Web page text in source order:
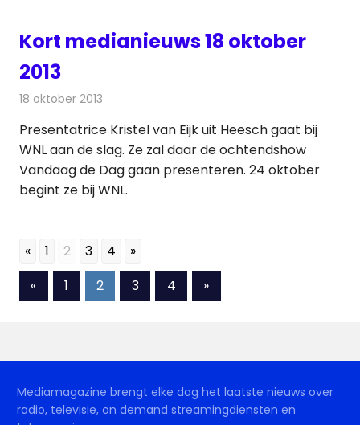
Kort medianieuws 18 oktober
2013
18 oktober 2013
Presentatrice Kristel van Eijk uit Heesch gaat bij
WNL aan de slag. Ze zal daar de ochtendshow
Vandaag de Dag gaan presenteren. 24 oktober
begint ze bij WNL.
« 1 2 3 4 »
Berichten
«Vorige
berichten
1 2 3 4
Volgende
berichten
»
Mediamagazine brengt elke dag het laatste nieuws over
radio, televisie, on demand streamingdiensten en